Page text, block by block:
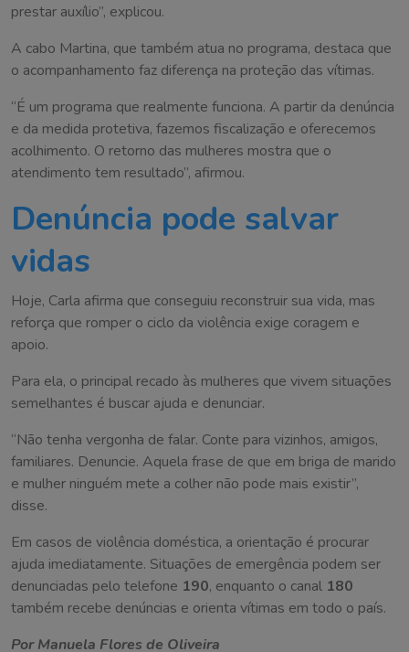
prestar auxílio”, explicou.
A cabo Martina, que também atua no programa, destaca que
o acompanhamento faz diferença na proteção das vítimas.
“É um programa que realmente funciona. A partir da denúncia
e da medida protetiva, fazemos fiscalização e oferecemos
acolhimento. O retorno das mulheres mostra que o
atendimento tem resultado”, afirmou.
Denúncia pode salvar
vidas
Hoje, Carla afirma que conseguiu reconstruir sua vida, mas
reforça que romper o ciclo da violência exige coragem e
apoio.
Para ela, o principal recado às mulheres que vivem situações
semelhantes é buscar ajuda e denunciar.
“Não tenha vergonha de falar. Conte para vizinhos, amigos,
familiares. Denuncie. Aquela frase de que em briga de marido
e mulher ninguém mete a colher não pode mais existir”,
disse.
Em casos de violência doméstica, a orientação é procurar
ajuda imediatamente. Situações de emergência podem ser
denunciadas pelo telefone 190, enquanto o canal 180
também recebe denúncias e orienta vítimas em todo o país.
Por Manuela Flores de Oliveira